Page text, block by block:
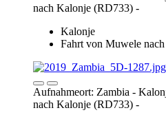
Aufnahmeort: Zambia -
nach Kalonje (RD733) -
Kalonje
Fahrt von Muwele